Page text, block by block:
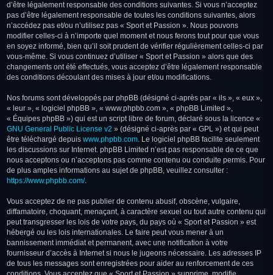
d’être légalement responsable des conditions suivantes. Si vous n’acceptez
pas d’être légalement responsable de toutes les conditions suivantes, alors
n’accédez pas et/ou n’utilisez pas « Sport et Passion ». Nous pouvons
modifier celles-ci à n’importe quel moment et nous ferons tout pour que vous
en soyez informé, bien qu’il soit prudent de vérifier régulièrement celles-ci par
vous-même. Si vous continuez d’utiliser « Sport et Passion » alors que des
changements ont été effectués, vous acceptez d’être légalement responsable
des conditions découlant des mises à jour et/ou modifications.
Nos forums sont développés par phpBB (désigné ci-après par « ils », « eux »,
« leur », « logiciel phpBB », « www.phpbb.com », « phpBB Limited »,
« Équipes phpBB ») qui est un script libre de forum, déclaré sous la licence «
GNU General Public License v2 » (désigné ci-après par « GPL ») et qui peut
être téléchargé depuis www.phpbb.com. Le logiciel phpBB facilite seulement
les discussions sur Internet. phpBB Limited n’est pas responsable de ce que
nous acceptons ou n’acceptons pas comme contenu ou conduite permis. Pour
de plus amples informations au sujet de phpBB, veuillez consulter :
https://www.phpbb.com/.
Vous acceptez de ne pas publier de contenu abusif, obscène, vulgaire,
diffamatoire, choquant, menaçant, à caractère sexuel ou tout autre contenu qui
peut transgresser les lois de votre pays, du pays où « Sport et Passion » est
hébergé ou les lois internationales. Le faire peut vous mener à un
bannissement immédiat et permanent, avec une notification à votre
fournisseur d’accès à Internet si nous le jugeons nécessaire. Les adresses IP
de tous les messages sont enregistrées pour aider au renforcement de ces